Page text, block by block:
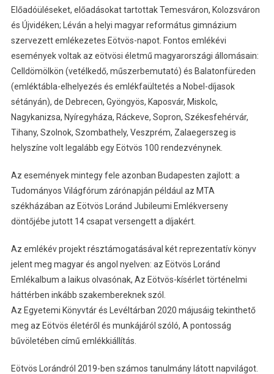
Előadóüléseket, előadásokat tartottak Temesváron, Kolozsváron
és Újvidéken; Léván a helyi magyar református gimnázium
szervezett emlékezetes Eötvös-napot. Fontos emlékévi
események voltak az eötvösi életmű magyarországi állomásain:
Celldömölkön (vetélkedő, műszerbemutató) és Balatonfüreden
(emléktábla-elhelyezés és emlékfaültetés a Nobel-díjasok
sétányán), de Debrecen, Gyöngyös, Kaposvár, Miskolc,
Nagykanizsa, Nyíregyháza, Ráckeve, Sopron, Székesfehérvár,
Tihany, Szolnok, Szombathely, Veszprém, Zalaegerszeg is
helyszíne volt legalább egy Eötvös 100 rendezvénynek.
Az események mintegy fele azonban Budapesten zajlott: a
Tudományos Világfórum zárónapján például az MTA
székházában az Eötvös Loránd Jubileumi Emlékverseny
döntőjébe jutott 14 csapat versengett a díjakért.
Az emlékév projekt résztámogatásával két reprezentatív könyv
jelent meg magyar és angol nyelven: az Eötvös Loránd
Emlékalbum a laikus olvasónak, Az Eötvös-kísérlet történelmi
háttérben inkább szakembereknek szól.
Az Egyetemi Könyvtár és Levéltárban 2020 májusáig tekinthető
meg az Eötvös életéről és munkájáról szóló, A pontosság
bűvöletében című emlékkiállítás.
Eötvös Lorándról 2019-ben számos tanulmány látott napvilágot.